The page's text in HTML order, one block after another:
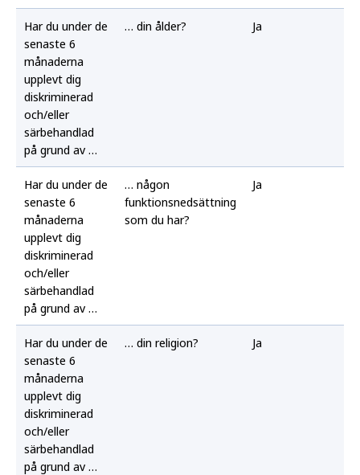
Har du under de
senaste 6
månaderna
upplevt dig
diskriminerad
och/eller
särbehandlad
på grund av …
… din ålder? Ja
Har du under de
senaste 6
månaderna
upplevt dig
diskriminerad
och/eller
särbehandlad
på grund av …
… någon
funktionsnedsättning
som du har?
Ja
Har du under de
senaste 6
månaderna
upplevt dig
diskriminerad
och/eller
särbehandlad
på grund av …
… din religion? Ja